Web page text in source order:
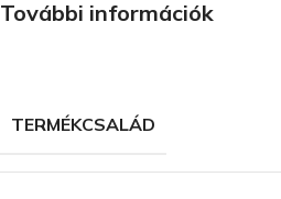
További információk
TERMÉKCSALÁD